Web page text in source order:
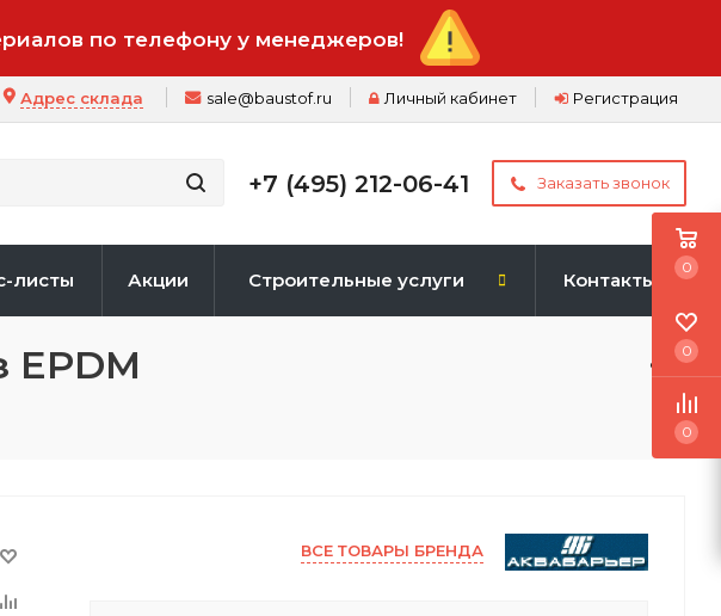
по телефону у менеджеров!
Регистрация
Личный кабинет
sale@baustof.ru
Адрес склада
+7 (495) 212-06-41 Заказать звонок
листы Акции Строительные услуги Контакты
ВСЕ ТОВАРЫ БРЕНДА
0
0
0